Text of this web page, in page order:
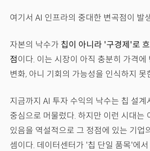
여기서 AI 인프라의 중대한 변곡점이 발
자본의 낙수가 칩이 아니라 '구경제'로
점이다. 이는 시장이 아직 충분히 가격에
변화, 아니 기회의 가능성을 인식하지 못
지금까지 AI 투자 수익의 낙수는 칩 설계
중심으로 머물렀다. 하지만 이런 시대는
있음을 역설적으로 그 정점에 있는 기업
셈이다. 데이터센터가 '칩 단일 품목'에서